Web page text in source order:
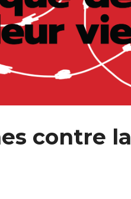
contre la